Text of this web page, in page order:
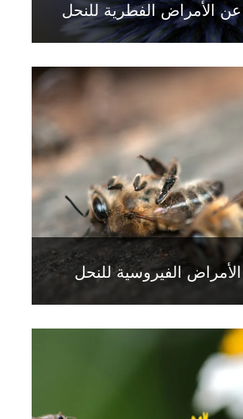
عن الأمراض الفطرية للنحل
الأمراض الفيروسية للنحل